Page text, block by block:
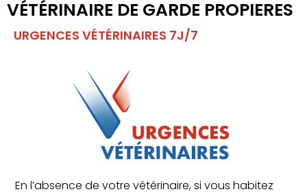
VÉTÉRINAIRE DE GARDE PROPIERES
URGENCES VÉTÉRINAIRES 7J/7
En l’absence de votre vétérinaire, si vous habitez